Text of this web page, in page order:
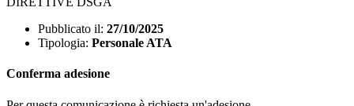
Pubblicato il: 27/10/2025
Tipologia: Personale ATA
Conferma adesione